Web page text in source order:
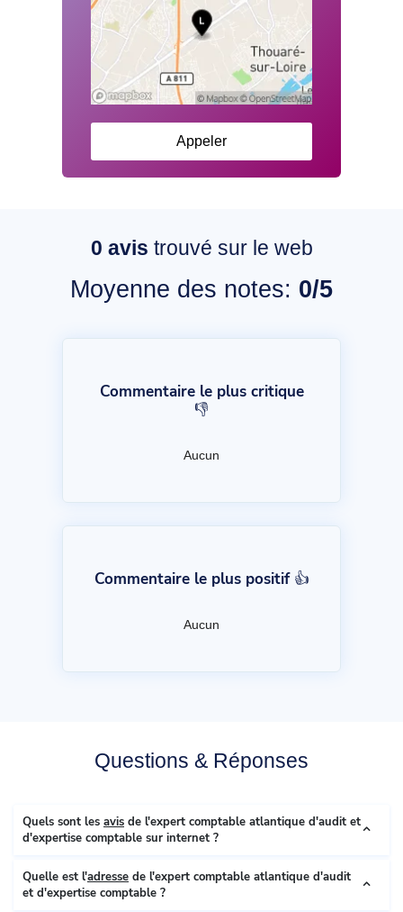
Appeler
0 avis trouvé sur le web
Moyenne des notes: 0/5
Commentaire le plus critique
👎
Aucun
Commentaire le plus positif 👍
Aucun
Questions & Réponses
Quels sont les avis de l'expert comptable atlantique d'audit et
d'expertise comptable sur internet ?
Quelle est l'adresse de l'expert comptable atlantique d'audit
et d'expertise comptable ?